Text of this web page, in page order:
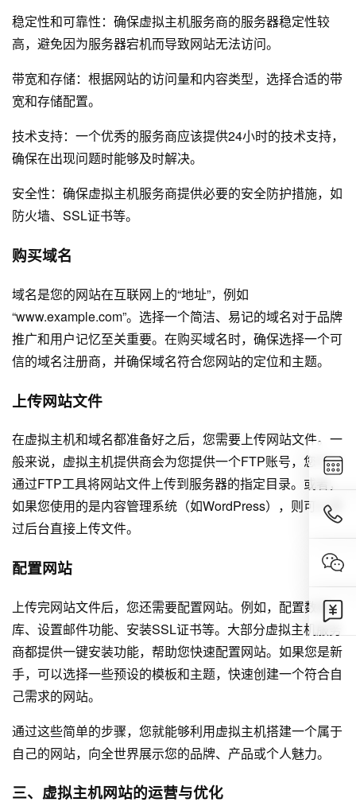
稳定性和可靠性：确保虚拟主机服务商的服务器稳定性较
高，避免因为服务器宕机而导致网站无法访问。
带宽和存储：根据网站的访问量和内容类型，选择合适的带
宽和存储配置。
技术支持：一个优秀的服务商应该提供24小时的技术支持，
确保在出现问题时能够及时解决。
安全性：确保虚拟主机服务商提供必要的安全防护措施，如
防火墙、SSL证书等。
购买域名
域名是您的网站在互联网上的“地址”，例如
“www.example.com”。选择一个简洁、易记的域名对于品牌
推广和用户记忆至关重要。在购买域名时，确保选择一个可
信的域名注册商，并确保域名符合您网站的定位和主题。
上传网站文件
在虚拟主机和域名都准备好之后，您需要上传网站文件。一
般来说，虚拟主机提供商会为您提供一个FTP账号，您可以
通过FTP工具将网站文件上传到服务器的指定目录。或者，
如果您使用的是内容管理系统（如WordPress），则可以通
过后台直接上传文件。
配置网站
上传完网站文件后，您还需要配置网站。例如，配置数据
库、设置邮件功能、安装SSL证书等。大部分虚拟主机服务
商都提供一键安装功能，帮助您快速配置网站。如果您是新
手，可以选择一些预设的模板和主题，快速创建一个符合自
己需求的网站。
通过这些简单的步骤，您就能够利用虚拟主机搭建一个属于
自己的网站，向全世界展示您的品牌、产品或个人魅力。
三、虚拟主机网站的运营与优化